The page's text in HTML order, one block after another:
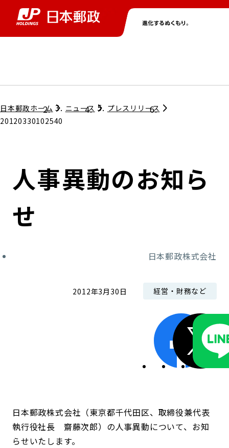
グループ情報トップ
コンプライアンス
ガバナンス
株主・投資家情報トップ
個人投資家のみなさまへ
株式情報
ニューストップ
サステナビリティトップ
担当役員メッセージ
サステナビリティマネジメント
採用情報トップ
日本郵政ホーム ニュース
プレスリリース
20120330102540
人事異動のお知ら
せ
日本郵政株式会社
2012年3月30日 経営・財務など
日本郵政株式会社（東京都千代田区、取締役兼代表
執行役社長 齋藤次郎）の人事異動について、お知
らせいたします。